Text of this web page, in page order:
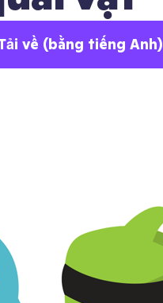
về (bằng tiếng Anh)